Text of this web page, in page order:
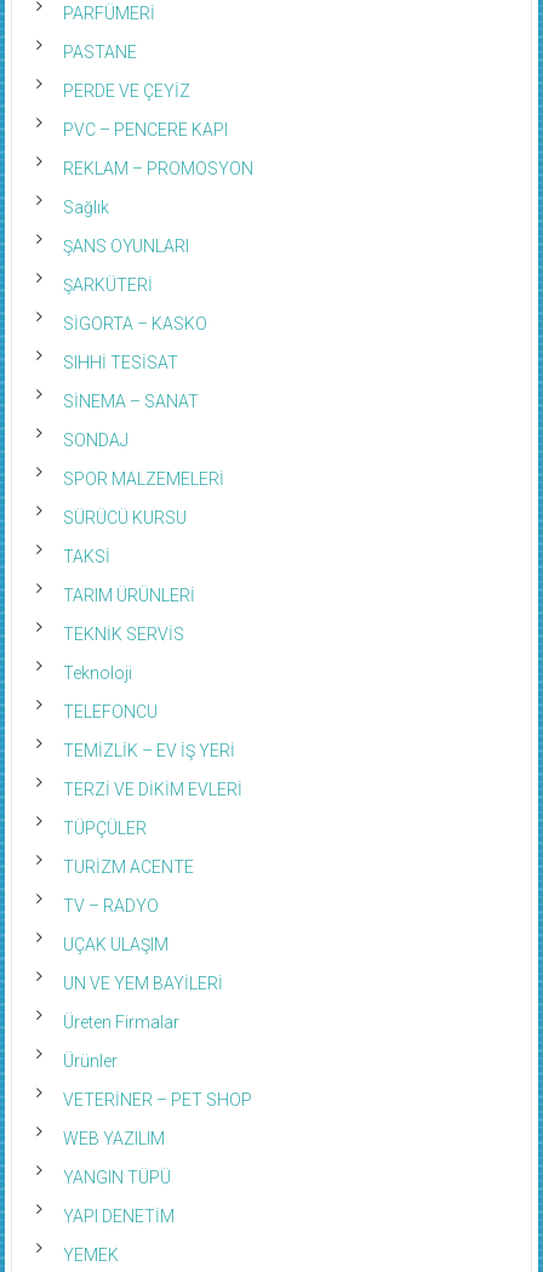
PARFÜMERİ
PASTANE
PERDE VE ÇEYİZ
PVC – PENCERE KAPI
REKLAM – PROMOSYON
Sağlık
ŞANS OYUNLARI
ŞARKÜTERİ
SİGORTA – KASKO
SIHHİ TESİSAT
SİNEMA – SANAT
SONDAJ
SPOR MALZEMELERİ
SÜRÜCÜ KURSU
TAKSİ
TARIM ÜRÜNLERİ
TEKNİK SERVİS
Teknoloji
TELEFONCU
TEMİZLİK – EV İŞ YERİ
TERZİ VE DİKİM EVLERİ
TÜPÇÜLER
TURİZM ACENTE
TV – RADYO
UÇAK ULAŞIM
UN VE YEM BAYİLERİ
Üreten Firmalar
Ürünler
VETERİNER – PET SHOP
WEB YAZILIM
YANGIN TÜPÜ
YAPI DENETİM
YEMEK